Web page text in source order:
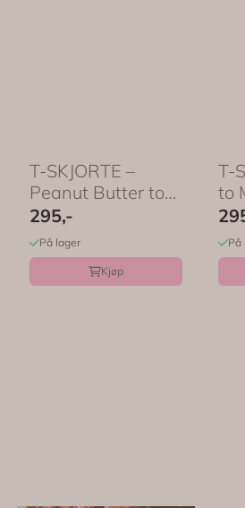
T-SKJORTE –
Peanut Butter to
My Toast – ...
295,-
På lager
Kjøp
T-
to
På